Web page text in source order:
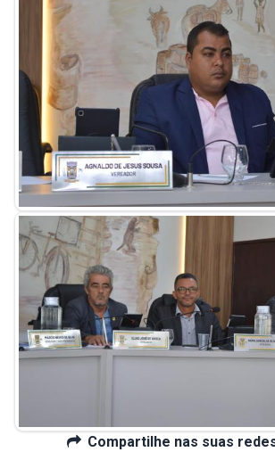
Compartilhe nas suas